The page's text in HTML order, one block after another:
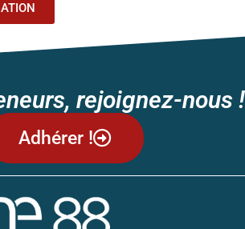
rejoignez-nous !
Adhérer !